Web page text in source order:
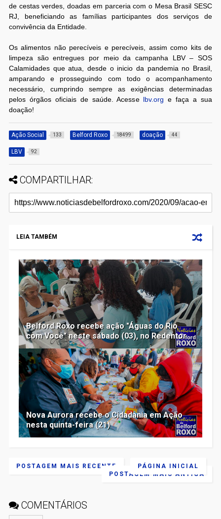
de cestas verdes, doadas em parceria com o Mesa Brasil SESC
RJ, beneficiando as famílias participantes dos serviços de
convivência da Entidade.
Os alimentos não perecíveis e perecíveis, assim como kits de
limpeza são entregues por meio da campanha LBV – SOS
Calamidades que atua, desde o inicio da pandemia no Brasil,
amparando e prosseguindo com todo o acompanhamento
necessário, cumprindo sempre as exigências determinadas
pelos órgãos oficiais de saúde. Acesse lbv.org e faça a sua
doação!
Ação Social 133 Belford Roxo 18499 doação 44
LBV 92
COMPARTILHAR:
LEIA TAMBÉM
Belford Roxo recebe ação "Águas do Rio
com Você" neste sábado (03), no Redentor
Nova Aurora recebe o Cidadania em Ação
nesta quinta-feira (21)
POSTAGEM MAIS RECENTE
POSTAGEM MAIS ANTIGA
PÁGINA INICIAL
COMENTÁRIOS